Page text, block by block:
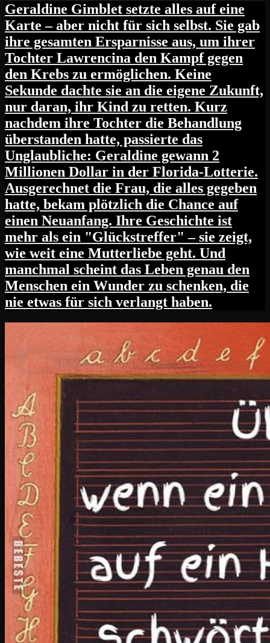
Geraldine Gimblet setzte alles auf eine
Karte – aber nicht für sich selbst. Sie gab
ihre gesamten Ersparnisse aus, um ihrer
Tochter Lawrencina den Kampf gegen
den Krebs zu ermöglichen. Keine
Sekunde dachte sie an die eigene Zukunft,
nur daran, ihr Kind zu retten. Kurz
nachdem ihre Tochter die Behandlung
überstanden hatte, passierte das
Unglaubliche: Geraldine gewann 2
Millionen Dollar in der Florida-Lotterie.
Ausgerechnet die Frau, die alles gegeben
hatte, bekam plötzlich die Chance auf
einen Neuanfang. Ihre Geschichte ist
mehr als ein "Glückstreffer" – sie zeigt,
wie weit eine Mutterliebe geht. Und
manchmal scheint das Leben genau den
Menschen ein Wunder zu schenken, die
nie etwas für sich verlangt haben.